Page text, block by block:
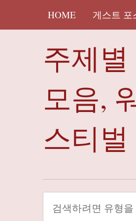
HOME 게스트 포
주제
모음,
스티벌